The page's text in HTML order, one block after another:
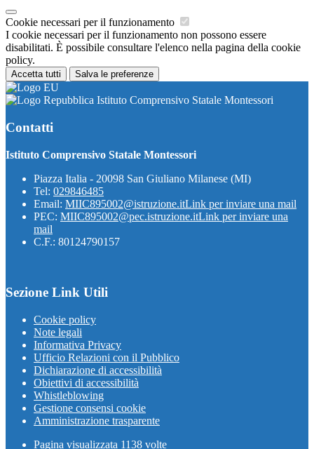
Cookie necessari per il funzionamento
I cookie necessari per il funzionamento non possono essere
disabilitati. È possibile consultare l'elenco nella pagina della cookie
policy.
Accetta tutti Salva le preferenze
Istituto Comprensivo Statale Montessori
Contatti
Istituto Comprensivo Statale Montessori
Piazza Italia - 20098 San Giuliano Milanese (MI)
Tel: 029846485
Email: MIIC895002@istruzione.itLink per inviare una mail
PEC: MIIC895002@pec.istruzione.itLink per inviare una
mail
C.F.: 80124790157
Sezione Link Utili
Cookie policy
Note legali
Informativa Privacy
Ufficio Relazioni con il Pubblico
Dichiarazione di accessibilità
Obiettivi di accessibilità
Whistleblowing
Gestione consensi cookie
Amministrazione trasparente
Pagina visualizzata 1138 volte